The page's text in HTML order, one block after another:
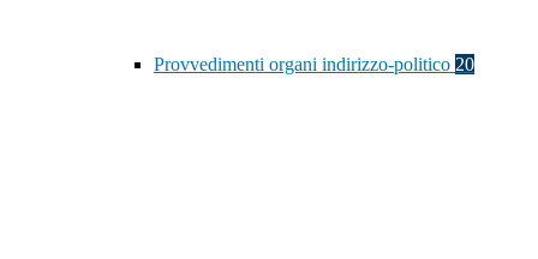
Provvedimenti organi indirizzo-politico 20